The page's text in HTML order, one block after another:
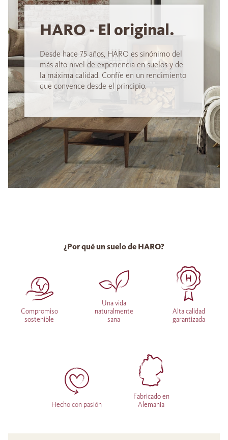
HARO - El original.
Desde hace 75 años, HARO es sinónimo del
más alto nivel de experiencia en suelos y de
la máxima calidad. Confíe en un rendimiento
que convence desde el principio.
¿Por qué un suelo de HARO?
Compromiso
sostenible
Una vida
naturalmente
sana
Alta calidad
garantizada
Hecho con pasión
Fabricado en
Alemania